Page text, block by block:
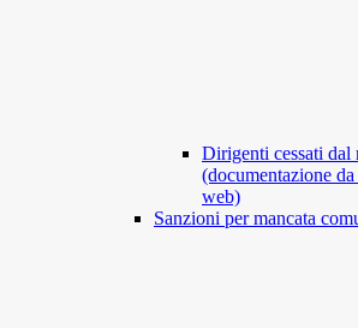
Dirigenti cessati
(documentazione
web)
Sanzioni per mancata